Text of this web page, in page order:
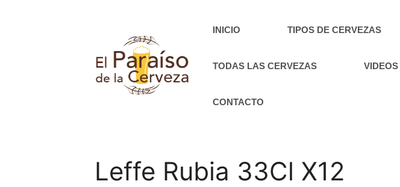
INICIO TIPOS DE CERVEZAS
TODAS LAS CERVEZAS VIDEOS
CONTACTO
Leffe Rubia 33Cl X12